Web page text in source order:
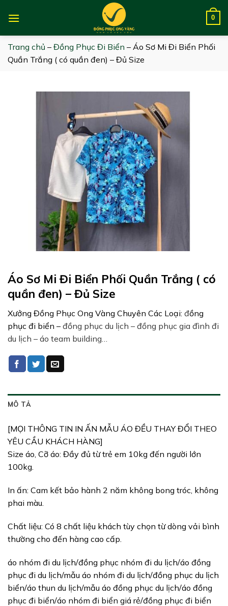
0
Trang chủ – Đồng Phục Đi Biển – Áo Sơ Mi Đi Biển Phối
Quần Trắng ( có quần đen) – Đủ Size
Áo Sơ Mi Đi Biển Phối Quần Trắng ( có
quần đen) – Đủ Size
Xưởng Đồng Phục Ong Vàng Chuyên Các Loại: đồng
phục đi biển – đồng phục du lịch – đồng phục gia đình đi
du lịch – áo team building…
MÔ TẢ
[MỌI THÔNG TIN IN ẤN MẪU ÁO ĐỀU THAY ĐỔI THEO
YÊU CẦU KHÁCH HÀNG]
Size áo, Cỡ áo: Đầy đủ từ trẻ em 10kg đến người lớn
100kg.
In ấn: Cam kết bảo hành 2 năm không bong tróc, không
phai màu.
Chất liệu: Có 8 chất liệu khách tùy chọn từ dòng vải bình
thường cho đến hàng cao cấp.
áo nhóm đi du lịch/đồng phục nhóm đi du lịch/áo đồng
phục đi du lịch/mẫu áo nhóm đi du lịch/đồng phục du lịch
biển/áo thun du lịch/mẫu áo đồng phục du lịch/áo đồng
phục đi biển/áo nhóm đi biển giá rẻ/đồng phục đi biển